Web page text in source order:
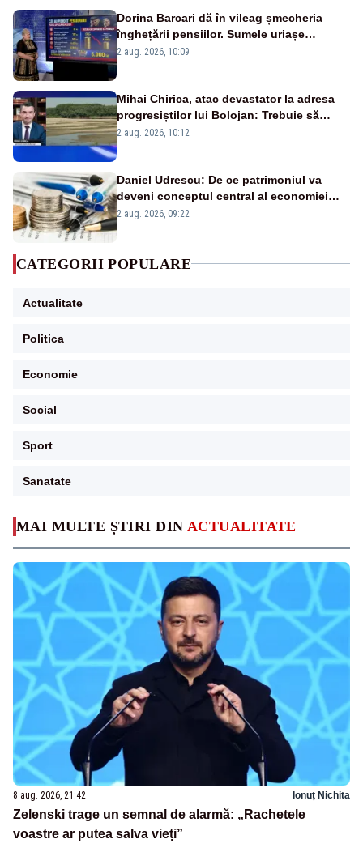
MAI MULTE ȘTIRI DIN ACTUALITATE
8 aug. 2026, 21:42 Ionuț Nichita
Zelenski trage un semnal de alarmă: „Rachetele
voastre ar putea salva vieți”
Dorina Barcari dă în vileag șmecheria
înghețării pensiilor. Sumele uriașe
pierdute de fiecare român
2 aug. 2026, 10:09
Mihai Chirica, atac devastator la adresa
progresiștilor lui Bolojan: Trebuie să
protejăm și natura, dar nu șținem omaneii
2 aug. 2026, 10:12
Daniel Udrescu: De ce patrimoniul va
deveni conceptul central al economiei
viitoare?
2 aug. 2026, 09:22
CATEGORII POPULARE
Actualitate
Politica
Economie
Social
Sport
Sanatate